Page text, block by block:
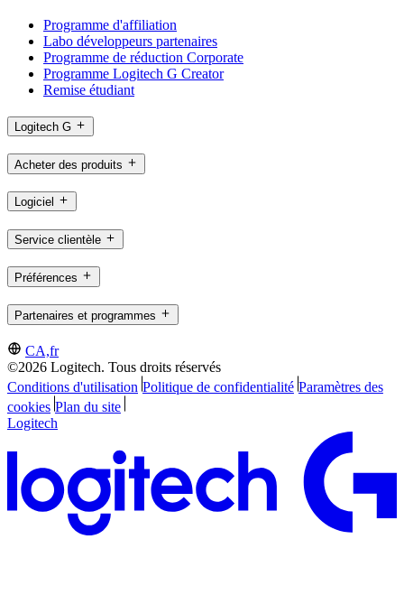
Programme d'affiliation
Labo développeurs partenaires
Programme de réduction Corporate
Programme Logitech G Creator
Remise étudiant
Logitech G
Acheter des produits
Logiciel
Service clientèle
Préférences
Partenaires et programmes
CA,fr
©2026 Logitech. Tous droits réservés
Conditions d'utilisation Politique de confidentialité Paramètres des
cookies Plan du site
Logitech